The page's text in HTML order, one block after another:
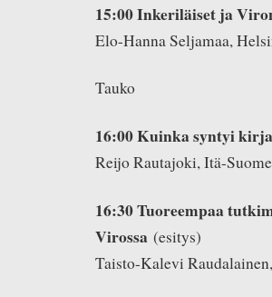
15:00 Inkeriläiset ja
Elo-Hanna Seljamaa,
Tauko
16:00 Kuinka syntyi
Reijo Rautajoki, Itä-
16:30 Tuoreempaa
Virossa (esitys)
Taisto-Kalevi